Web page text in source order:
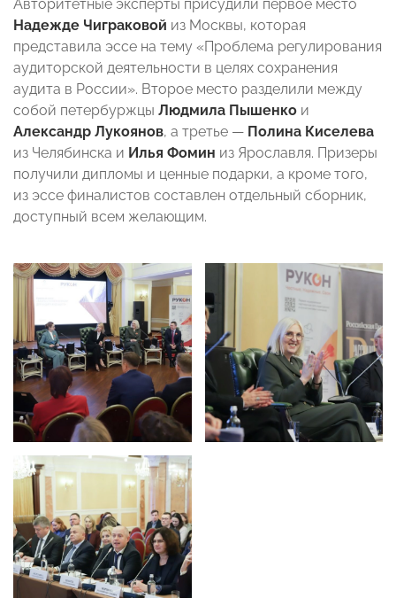
Авторитетные эксперты присудили первое место
Надежде Чиграковой из Москвы, которая
представила эссе на тему «Проблема регулирования
аудиторской деятельности в целях сохранения
аудита в России». Второе место разделили между
собой петербуржцы Людмила Пышенко и
Александр Лукоянов, а третье — Полина Киселева
из Челябинска и Илья Фомин из Ярославля. Призеры
получили дипломы и ценные подарки, а кроме того,
из эссе финалистов составлен отдельный сборник,
доступный всем желающим.